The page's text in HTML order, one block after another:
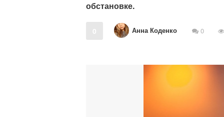
обстановке.
0 Анна Коденко 0